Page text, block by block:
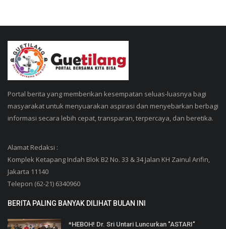
Portal berita yang memberikan kesempatan seluas-luasnya bagi
masyarakat untuk menyuarakan aspirasi dan menyebarkan berbagi
informasi secara lebih cepat, transparan, terpercaya, dan beretika.
Alamat Redaksi :
Komplek Ketapang Indah Blok B2 No. 33 & 34 Jalan KH Zainul Arifin,
Jakarta 11140
Telepon (62-21) 6340960
BERITA PALING BANYAK DILIHAT BULAN INI
*HEBOH! Dr. Sri Untari Luncurkan "ASTARI"